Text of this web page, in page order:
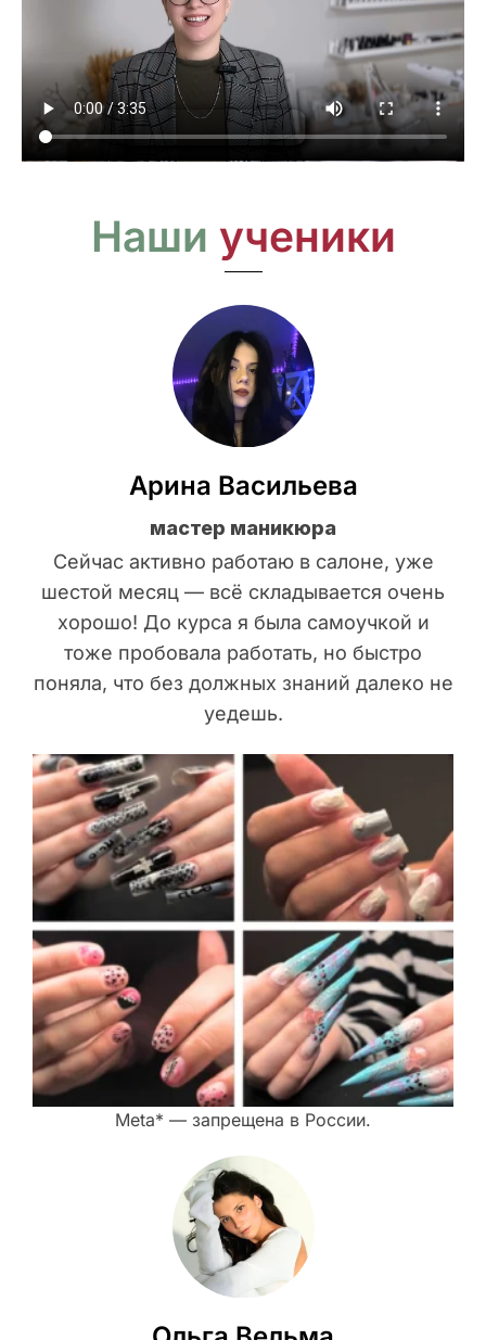
Наши ученики
Арина Васильева
мастер маникюра
Сейчас активно работаю в салоне, уже
шестой месяц — всё складывается очень
хорошо! До курса я была самоучкой и
тоже пробовала работать, но быстро
поняла, что без должных знаний далеко не
уедешь.
Meta* — запрещена в России.